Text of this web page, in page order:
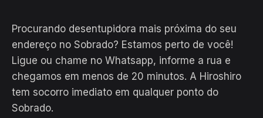
Procurando desentupidora mais próxima do seu
endereço no Sobrado? Estamos perto de você!
Ligue ou chame no Whatsapp, informe a rua e
chegamos em menos de 20 minutos. A Hiroshiro
tem socorro imediato em qualquer ponto do
Sobrado.
EM CAMPO